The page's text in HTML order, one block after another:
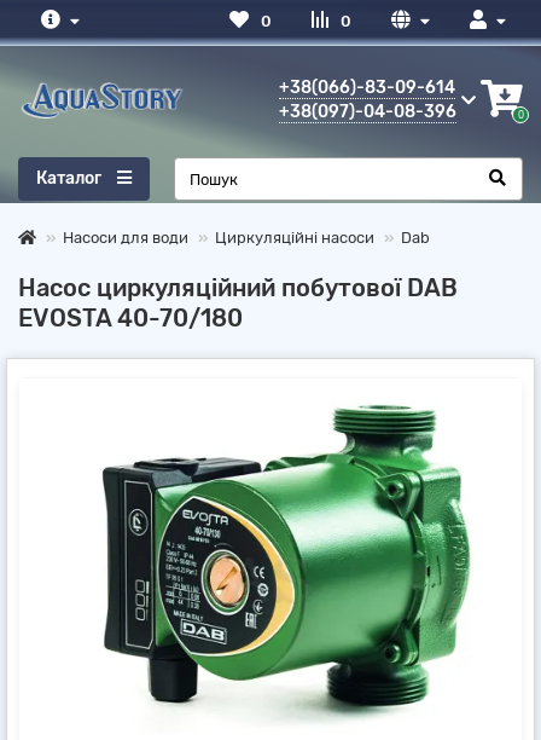
0
0
+38(066)-83-09-614
+38(097)-04-08-396
0
Каталог
Насоси для води Циркуляційні насоси Dab
Насос циркуляційний побутової DAB
EVOSTA 40-70/180